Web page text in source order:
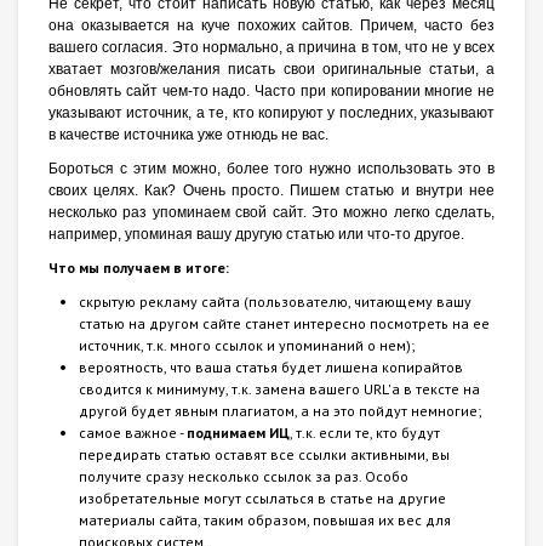
Не секрет, что стоит написать новую статью, как через месяц
она оказывается на куче похожих сайтов. Причем, часто без
вашего согласия. Это нормально, а причина в том, что не у всех
хватает мозгов/желания писать свои оригинальные статьи, а
обновлять сайт чем-то надо. Часто при копировании многие не
указывают источник, а те, кто копируют у последних, указывают
в качестве источника уже отнюдь не вас.
Бороться с этим можно, более того нужно использовать это в
своих целях. Как? Очень просто. Пишем статью и внутри нее
несколько раз упоминаем свой сайт. Это можно легко сделать,
например, упоминая вашу другую статью или что-то другое.
Что мы получаем в итоге:
скрытую рекламу сайта (пользователю, читающему вашу
статью на другом сайте станет интересно посмотреть на ее
источник, т.к. много ссылок и упоминаний о нем);
вероятность, что ваша статья будет лишена копирайтов
сводится к минимуму, т.к. замена вашего URL'а в тексте на
другой будет явным плагиатом, а на это пойдут немногие;
самое важное - поднимаем ИЦ, т.к. если те, кто будут
передирать статью оставят все ссылки активными, вы
получите сразу несколько ссылок за раз. Особо
изобретательные могут ссылаться в статье на другие
материалы сайта, таким образом, повышая их вес для
поисковых систем.